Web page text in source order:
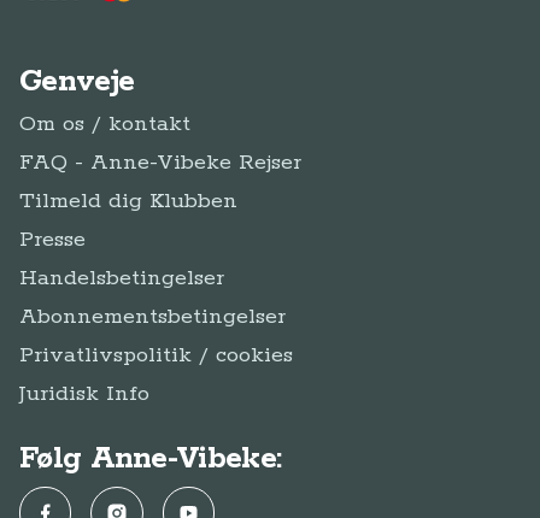
Genveje
Om os / kontakt
FAQ - Anne-Vibeke Rejser
Tilmeld dig Klubben
Presse
Handelsbetingelser
Abonnementsbetingelser
Privatlivspolitik / cookies
Juridisk Info
Følg Anne-Vibeke:
FacebookInstagramYouTube